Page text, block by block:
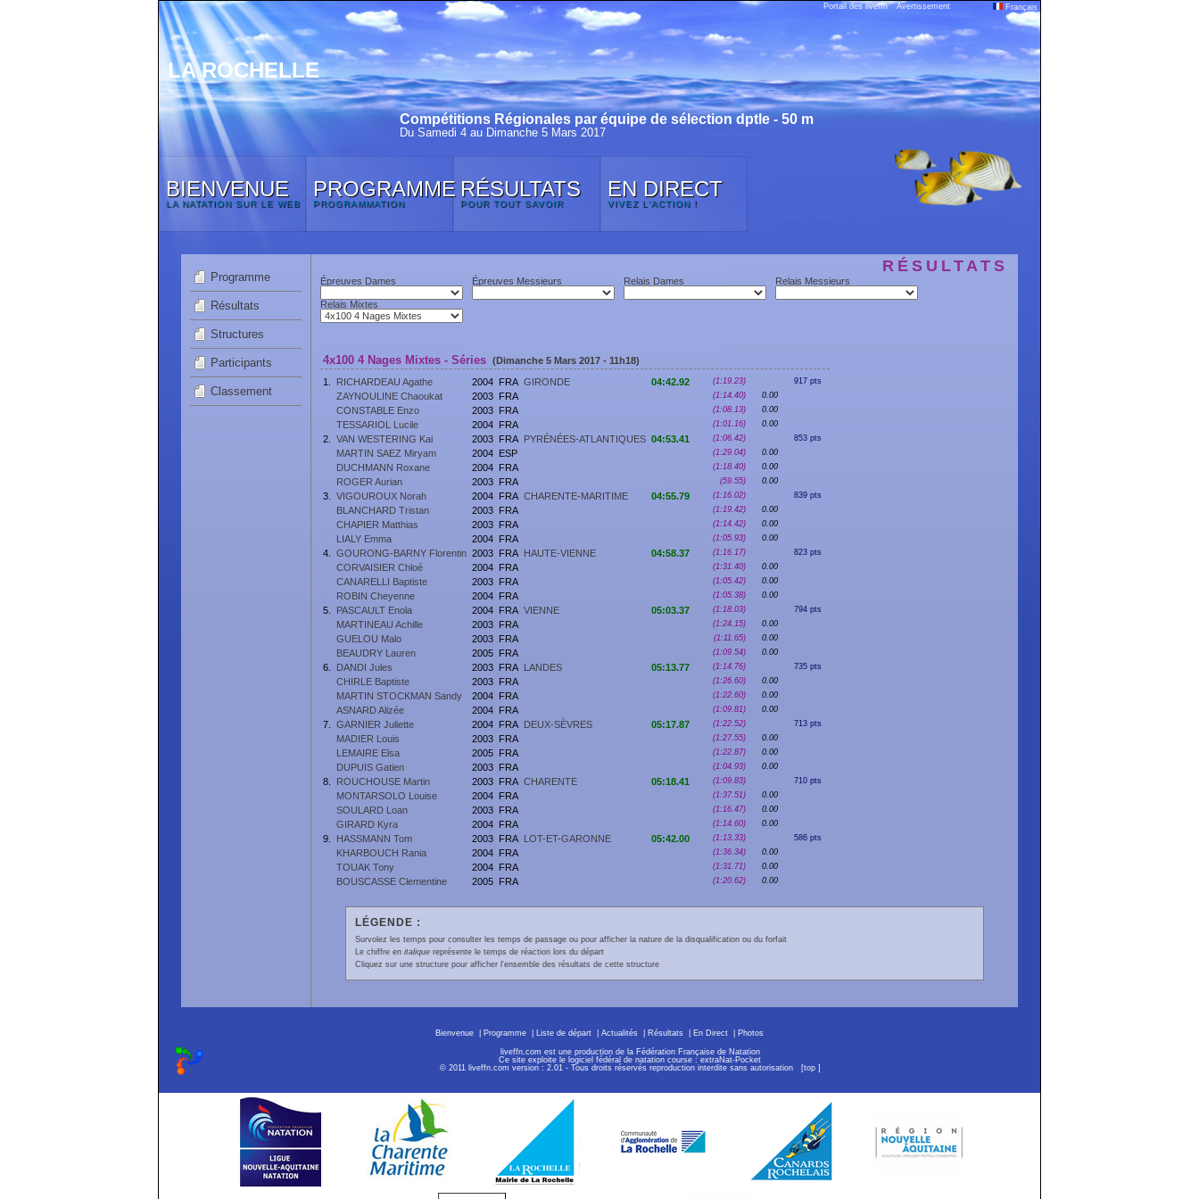
Portail des liveffn Avertissement Français
LA ROCHELLE
Compétitions Régionales par équipe de sélection dptle - 50 m
Du Samedi 4 au Dimanche 5 Mars 2017
BIENVENUE
LA NATATION SUR LE WEB
PROGRAMME
PROGRAMMATION
RÉSULTATS
POUR TOUT SAVOIR
EN DIRECT
VIVEZ L'ACTION !
Programme
Résultats
Structures
Participants
Classement
RÉSULTATS
Épreuves Dames Épreuves Messieurs Relais Dames Relais Messieurs
Relais Mixtes
4x100 4 Nages Mixtes - Séries (Dimanche 5 Mars 2017 - 11h18)
1.
RICHARDEAU Agathe 2004 FRA GIRONDE 04:42.92 (1:19.23) 917 pts
ZAYNOULINE Chaoukat 2003 FRA (1:14.40) 0.00
CONSTABLE Enzo 2003 FRA (1:08.13) 0.00
TESSARIOL Lucile 2004 FRA (1:01.16) 0.00
2. VAN WESTERING Kai 2003 FRA PYRÉNÉES-ATLANTIQUES 04:53.41 (1:06.42) 853 pts
MARTIN SAEZ Miryam 2004 ESP (1:29.04) 0.00
DUCHMANN Roxane 2004 FRA (1:18.40) 0.00
ROGER Aurian 2003 FRA (59.55) 0.00
3. VIGOUROUX Norah 2004 FRA CHARENTE-MARITIME 04:55.79 (1:16.02) 839 pts
BLANCHARD Tristan 2003 FRA (1:19.42) 0.00
CHAPIER Matthias 2003 FRA (1:14.42) 0.00
LIALY Emma 2004 FRA (1:05.93) 0.00
4. GOURONG-BARNY Florentin 2003 FRA HAUTE-VIENNE 04:58.37 (1:16.17) 823 pts
CORVAISIER Chloé 2004 FRA (1:31.40) 0.00
CANARELLI Baptiste 2003 FRA (1:05.42) 0.00
ROBIN Cheyenne 2004 FRA (1:05.38) 0.00
5. PASCAULT Enola 2004 FRA VIENNE 05:03.37 (1:18.03) 794 pts
MARTINEAU Achille 2003 FRA (1:24.15) 0.00
GUELOU Malo 2003 FRA (1:11.65) 0.00
BEAUDRY Lauren 2005 FRA (1:09.54) 0.00
6. DANDI Jules 2003 FRA LANDES 05:13.77 (1:14.76) 735 pts
CHIRLE Baptiste 2003 FRA (1:26.60) 0.00
MARTIN STOCKMAN Sandy 2004 FRA (1:22.60) 0.00
ASNARD Alizée 2004 FRA (1:09.81) 0.00
7. GARNIER Juliette 2004 FRA DEUX-SÈVRES 05:17.87 (1:22.52) 713 pts
MADIER Louis 2003 FRA (1:27.55) 0.00
LEMAIRE Elsa 2005 FRA (1:22.87) 0.00
DUPUIS Gatien 2003 FRA (1:04.93) 0.00
8. ROUCHOUSE Martin 2003 FRA CHARENTE 05:18.41 (1:09.83) 710 pts
MONTARSOLO Louise 2004 FRA (1:37.51) 0.00
SOULARD Loan 2003 FRA (1:16.47) 0.00
GIRARD Kyra 2004 FRA (1:14.60) 0.00
9. HASSMANN Tom 2003 FRA LOT-ET-GARONNE 05:42.00 (1:13.33) 586 pts
KHARBOUCH Rania 2004 FRA (1:36.34) 0.00
TOUAK Tony 2004 FRA (1:31.71) 0.00
BOUSCASSE Clementine 2005 FRA (1:20.62) 0.00
LÉGENDE :
Survolez les temps pour consulter les temps de passage ou pour afficher la nature de la disqualification ou du forfait
Le chiffre en italiquereprésente le temps de réaction lors du départ
Cliquez sur une structure pour afficher l'ensemble des résultats de cette structure
Bienvenue Programme Liste de départ Actualités Résultats En Direct Photos
liveffn.com est une production de la Fédération Française de Natation
Ce site exploite le logiciel fédéral de natation course : extraNat-Pocket
© 2011 liveffn.com version : 2.01 - Tous droits réservés reproduction interdite sans autorisation
[top ]